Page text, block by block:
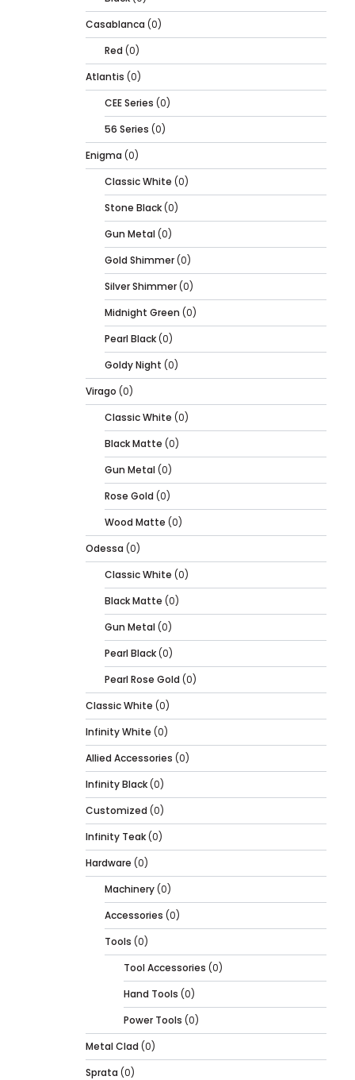
Casablanca (0)
Red (0)
Atlantis (0)
CEE Series (0)
56 Series (0)
Enigma (0)
Classic White (0)
Stone Black(0)
Gun Metal(0)
Gold Shimmer(0)
Silver Shimmer(0)
Midnight Green (0)
Pearl Black(0)
Goldy Night (0)
Virago (0)
Classic White (0)
Black Matte (0)
Gun Metal(0)
Rose Gold (0)
Wood Matte (0)
Odessa (0)
Classic White (0)
Black Matte (0)
Gun Metal(0)
Pearl Black(0)
Pearl Rose Gold (0)
Classic White (0)
Infinity White (0)
Allied Accessories (0)
Infinity Black(0)
Customized (0)
Infinity Teak(0)
Hardware (0)
Machinery(0)
Accessories (0)
Tools (0)
Tool Accessories (0)
Hand Tools (0)
Power Tools (0)
Metal Clad (0)
Sprata (0)